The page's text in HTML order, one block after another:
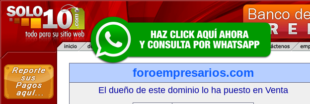
foroempresarios.com
El dueño de este dominio lo ha puesto en Venta